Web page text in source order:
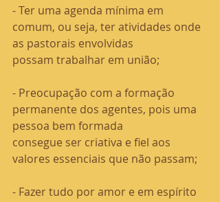
- Ter uma agenda mínima em
comum, ou seja, ter atividades onde
as pastorais envolvidas
possam trabalhar em união;
- Preocupação com a formação
permanente dos agentes, pois uma
pessoa bem formada
consegue ser criativa e fiel aos
valores essenciais que não passam;
- Fazer tudo por amor e em espírito